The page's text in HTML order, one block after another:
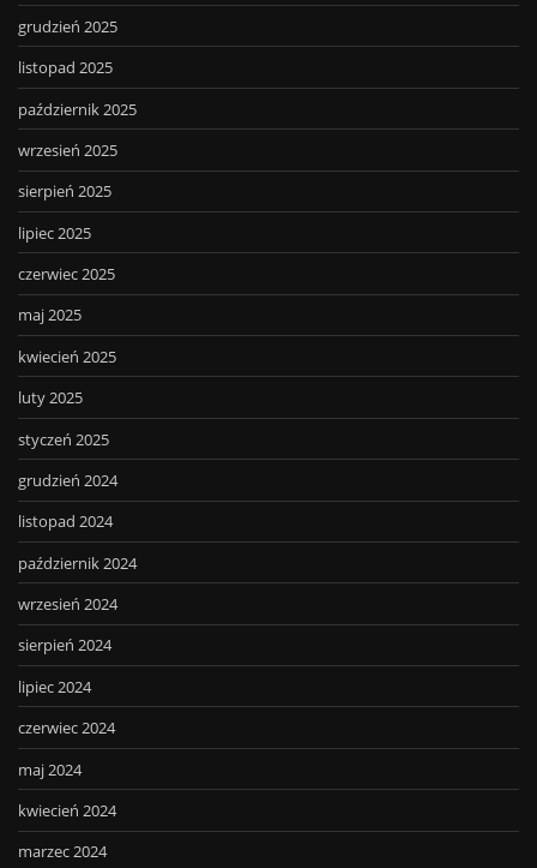
grudzień 2025
listopad 2025
październik 2025
wrzesień 2025
sierpień 2025
lipiec 2025
czerwiec 2025
maj 2025
kwiecień 2025
luty 2025
styczeń 2025
grudzień 2024
listopad 2024
październik 2024
wrzesień 2024
sierpień 2024
lipiec 2024
czerwiec 2024
maj 2024
kwiecień 2024
marzec 2024